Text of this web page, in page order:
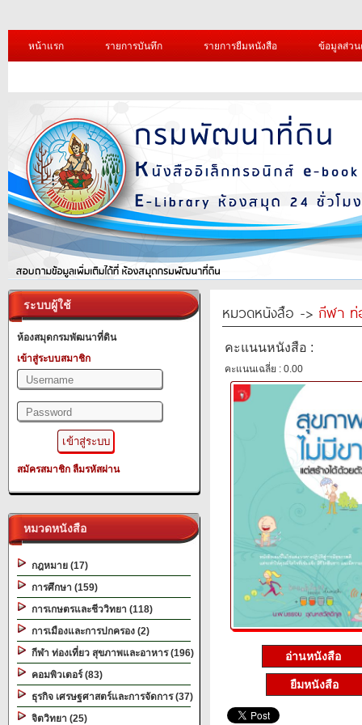
หน้าแรก รายการบันทึก รายการยืมหนังสือ ข้อมูลส่ว
ระบบผู้ใช้
ห้องสมุดกรมพัฒนาที่ดิน
เข้าสู่ระบบสมาชิก
สมัครสมาชิก ลืมรหัสผ่าน
หมวดหนังสือ
กฎหมาย (17)
การศึกษา (159)
การเกษตรและชีววิทยา (118)
การเมืองและการปกครอง (2)
กีฬา ท่องเที่ยว สุขภาพและอาหาร (196)
คอมพิวเตอร์ (83)
ธุรกิจ เศรษฐศาสตร์และการจัดการ (37)
จิตวิทยา (25)
หมวดหนังสือ -> กีฬา ท่
คะแนนหนังสือ :
คะแนนเฉลี่ย : 0.00
อ่านหนังสือ
ยืมหนังสือ